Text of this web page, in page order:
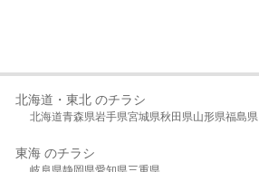
北海道・東北 のチラシ
北海道青森県岩手県宮城県秋田県山形県福島県
東海 のチラシ